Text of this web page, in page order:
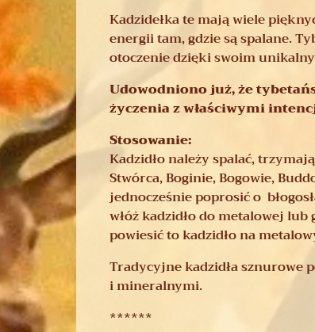
Kadzidełka te mają wiele
energii tam, gdzie są spalane.
otoczenie dzięki swoim
Udowodniono już, że
życzenia z właściwymi
Stosowanie:
Kadzidło należy spalać,
Stwórca, Boginie, Bogowie,
jednocześnie poprosić o
włóż kadzidło do metalowej
powiesić to kadzidło na
Tradycyjne kadzidła
i mineralnymi.
******